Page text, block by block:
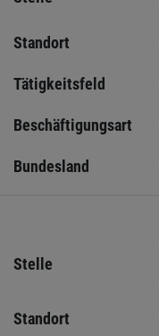
Standort
Tätigkeitsfeld
Beschäftigungsart
Bundesland
Stelle
Standort